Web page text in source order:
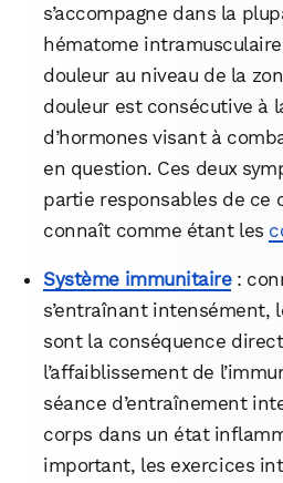
s’accompagne dans la
hématome
douleur au niveau de la
douleur est consécutive à
d’hormones visant à
en question. Ces deux
partie responsables de ce
connaît comme étant les
Système immunitaire:
s’entraînant intensément,
sont la conséquence
l’affaiblissement de
séance d’entraînement
corps dans un état
important, les exercices